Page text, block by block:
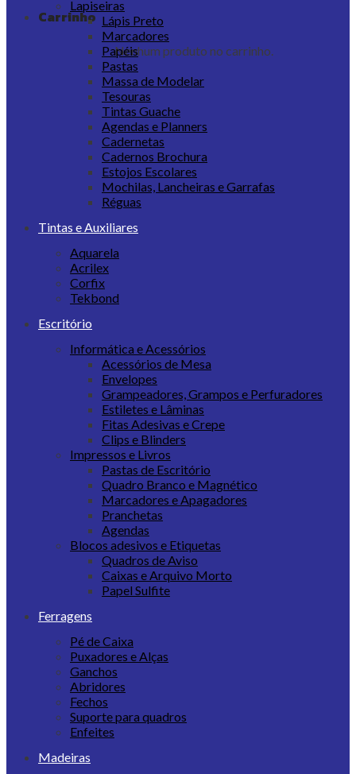
Carrinho
Nenhum produto no carrinho.
Lapiseiras
Lápis Preto
Marcadores
Papéis
Pastas
Massa de Modelar
Tesouras
Tintas Guache
Agendas e Planners
Cadernetas
Cadernos Brochura
Estojos Escolares
Mochilas, Lancheiras e Garrafas
Réguas
Tintas e Auxiliares
Aquarela
Acrilex
Corfix
Tekbond
Escritório
Informática e Acessórios
Acessórios de Mesa
Envelopes
Grampeadores, Grampos e Perfuradores
Estiletes e Lâminas
Fitas Adesivas e Crepe
Clips e Blinders
Impressos e Livros
Pastas de Escritório
Quadro Branco e Magnético
Marcadores e Apagadores
Pranchetas
Agendas
Blocos adesivos e Etiquetas
Quadros de Aviso
Caixas e Arquivo Morto
Papel Sulfite
Ferragens
Pé de Caixa
Puxadores e Alças
Ganchos
Abridores
Fechos
Suporte para quadros
Enfeites
Madeiras